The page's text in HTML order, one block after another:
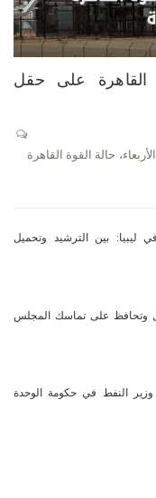
القاهرة على حقل
حالة القوة القاهرة
ليبيا: بين الترشيد وتحميل
وتحافظ على تماسك المجلس
النفط في حكومة الوحدة